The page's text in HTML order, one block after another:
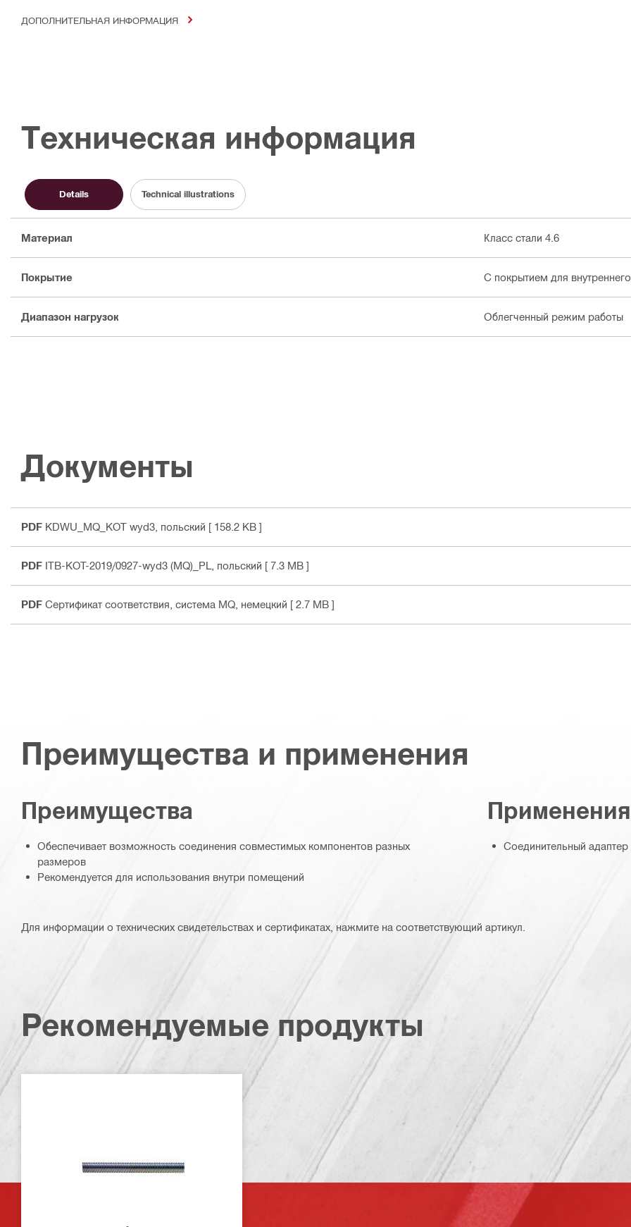
ДОПОЛНИТЕЛЬНАЯ ИНФОРМАЦИЯ
Техническая информация
Details Technical illustrations
Материал Класс стали 4.6
Покрытие С покрытием для
Диапазон нагрузок Облегченный режим работы
Документы
PDF KDWU_MQ_KOT wyd3 , польский [ 158.2 KB ]
PDF ITB-KOT-2019/0927-wyd3 (MQ)_PL , польский [ 7.3 MB ]
PDF Сертификат соответствия, система MQ , немецкий [ 2.7 MB ]
Преимущества и применения
Преимущества
Обеспечивает возможность соединения совместимых компонентов разных
размеров
Рекомендуется для использования внутри помещений
Применения
Соединительный
Для информации о технических свидетельствах и сертификатах, нажмите на соответствующий артикул.
Рекомендуемые продукты